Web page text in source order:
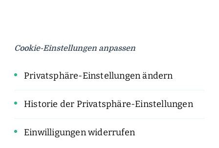
Cookie-Einstellungen anpassen
Privatsphäre-Einstellungen ändern
Historie der Privatsphäre-Einstellungen
Einwilligungen widerrufen